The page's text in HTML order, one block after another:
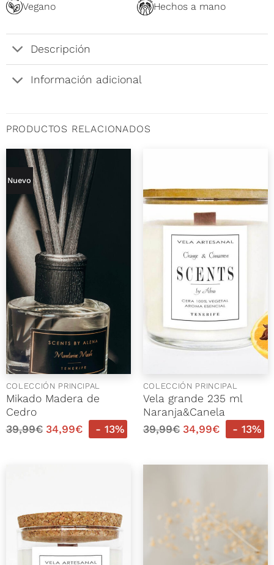
Vegano Hechos a mano
Descripción
Información adicional
PRODUCTOS RELACIONADOS
Nuevo
COLECCIÓN PRINCIPAL
Mikado Madera de
Cedro
39,99€ 34,99€ - 13%
COLECCIÓN PRINCIPAL
Vela grande 235 ml
Naranja&Canela
39,99€ 34,99€ - 13%